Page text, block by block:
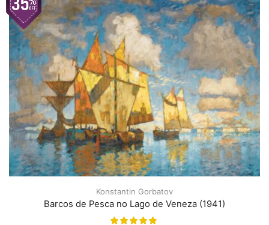
Konstantin Gorbatov
Barcos de Pesca no Lago de Veneza (1941)